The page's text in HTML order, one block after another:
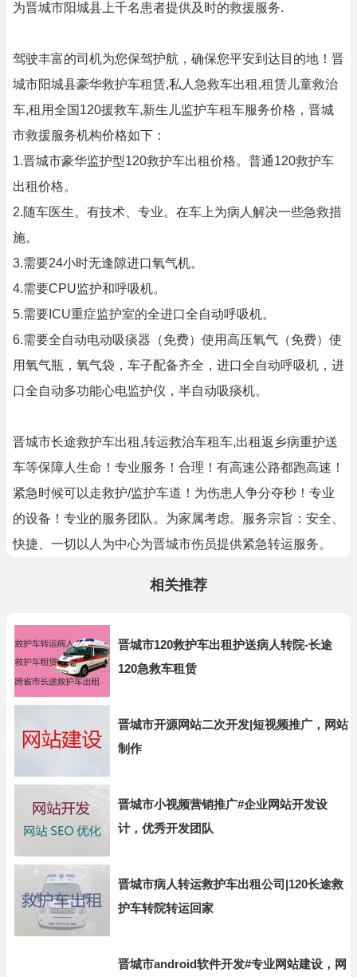
为晋城市阳城县上千名患者提供及时的救援服务.
驾驶丰富的司机为您保驾护航，确保您平安到达目的地！晋
城市阳城县豪华救护车租赁,私人急救车出租,租赁儿童救治
车,租用全国120援救车,新生儿监护车租车服务价格，晋城
市救援服务机构价格如下：
1.晋城市豪华监护型120救护车出租价格。普通120救护车
出租价格。
2.随车医生。有技术、专业。在车上为病人解决一些急救措
施。
3.需要24小时无逢隙进口氧气机。
4.需要CPU监护和呼吸机。
5.需要ICU重症监护室的全进口全自动呼吸机。
6.需要全自动电动吸痰器（免费）使用高压氧气（免费）使
用氧气瓶，氧气袋，车子配备齐全，进口全自动呼吸机，进
口全自动多功能心电监护仪，半自动吸痰机。
晋城市长途救护车出租,转运救治车租车,出租返乡病重护送
车等保障人生命！专业服务！合理！有高速公路都跑高速！
紧急时候可以走救护/监护车道！为伤患人争分夺秒！专业
的设备！专业的服务团队。为家属考虑。服务宗旨：安全、
快捷、一切以人为中心为晋城市伤员提供紧急转运服务。
相关推荐
晋城市120救护车出租护送病人转院-长途
120急救车租赁
晋城市开源网站二次开发|短视频推广，网站
制作
晋城市小视频营销推广#企业网站开发设
计，优秀开发团队
晋城市病人转运救护车出租公司|120长途救
护车转院转运回家
晋城市android软件开发#专业网站建设，网